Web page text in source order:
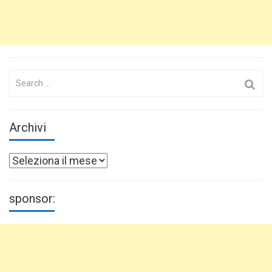
Search
Archivi
Archivi
sponsor: